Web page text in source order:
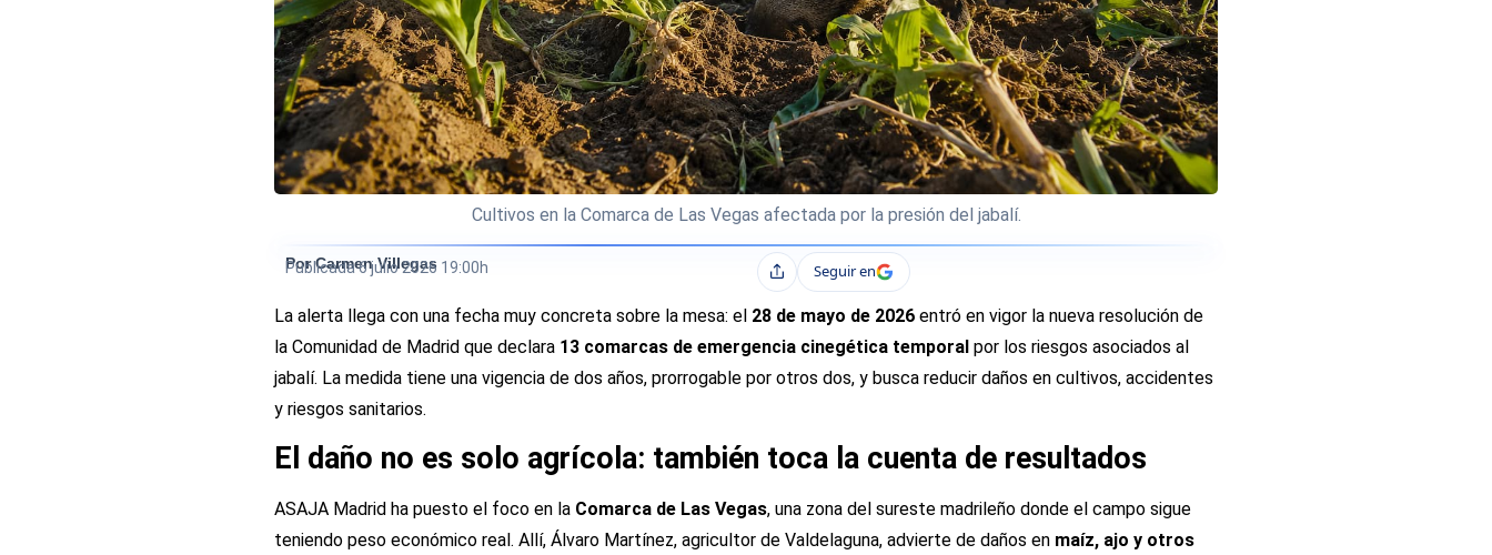
Cultivos en la Comarca de Las Vegas afectada por la presión del jabalí.
Por Carmen Villegas
Publicada6 julio 2026 19:00h CompartirSeguir en
La alerta llega con una fecha muy concreta sobre la mesa: el 28 de mayo de 2026 entró en vigor la nueva resolución de
la Comunidad de Madrid que declara 13 comarcas de emergencia cinegética temporal por los riesgos asociados al
jabalí. La medida tiene una vigencia de dos años, prorrogable por otros dos, y busca reducir daños en cultivos, accidentes
y riesgos sanitarios.
El daño no es solo agrícola: también toca la cuenta de resultados
ASAJA Madrid ha puesto el foco en la Comarca de Las Vegas, una zona del sureste madrileño donde el campo sigue
teniendo peso económico real. Allí, Álvaro Martínez, agricultor de Valdelaguna, advierte de daños en maíz, ajo y otros